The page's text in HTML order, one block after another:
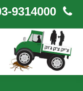
03-9314000 | 1-700-500-889